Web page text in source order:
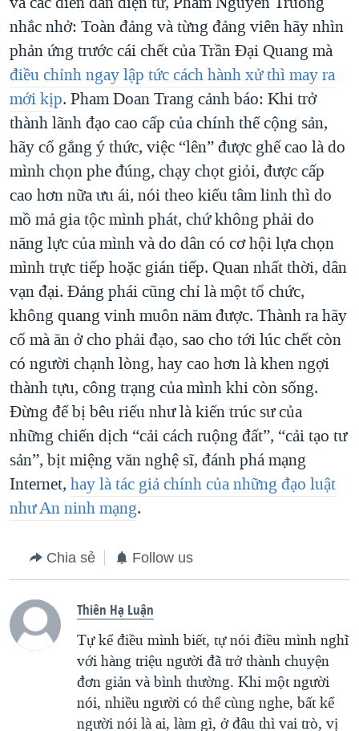
nhắc nhở: Toàn đảng và từng đảng viên hãy nhìn
phản ứng trước cái chết của Trần Đại Quang mà
điều chỉnh ngay lập tức cách hành xử thì may ra
mới kịp. Pham Doan Trang cảnh báo: Khi trở
thành lãnh đạo cao cấp của chính thể cộng sản,
hãy cố gắng ý thức, việc “lên” được ghế cao là do
mình chọn phe đúng, chạy chọt giỏi, được cấp
cao hơn nữa ưu ái, nói theo kiểu tâm linh thì do
mồ mả gia tộc mình phát, chứ không phải do
năng lực của mình và do dân có cơ hội lựa chọn
mình trực tiếp hoặc gián tiếp. Quan nhất thời, dân
vạn đại. Đảng phái cũng chỉ là một tổ chức,
không quang vinh muôn năm được. Thành ra hãy
cố mà ăn ở cho phải đạo, sao cho tới lúc chết còn
có người chạnh lòng, hay cao hơn là khen ngợi
thành tựu, công trạng của mình khi còn sống.
Đừng để bị bêu riếu như là kiến trúc sư của
những chiến dịch “cải cách ruộng đất”, “cải tạo tư
sản”, bịt miệng văn nghệ sĩ, đánh phá mạng
Internet, hay là tác giả chính của những đạo luật
như An ninh mạng.
Chia sẻ Follow us
Thiên Hạ Luận
Tự kể điều mình biết, tự nói điều mình nghĩ
với hàng triệu người đã trở thành chuyện
đơn giản và bình thường. Khi một người
nói, nhiều người có thể cùng nghe, bất kể
người nói là ai, làm gì, ở đâu thì vai trò, vị